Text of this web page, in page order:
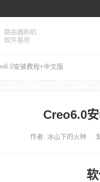
路由器刷机
软件基地
安装教程+中文版
Creo6.0
作者: 冰山下的火种